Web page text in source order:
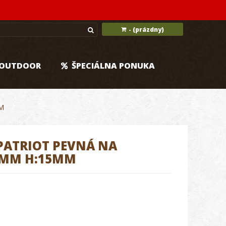
- (prázdny)
ŠPECIÁLNA PONUKA
PEVNÁ NA
H:15MM